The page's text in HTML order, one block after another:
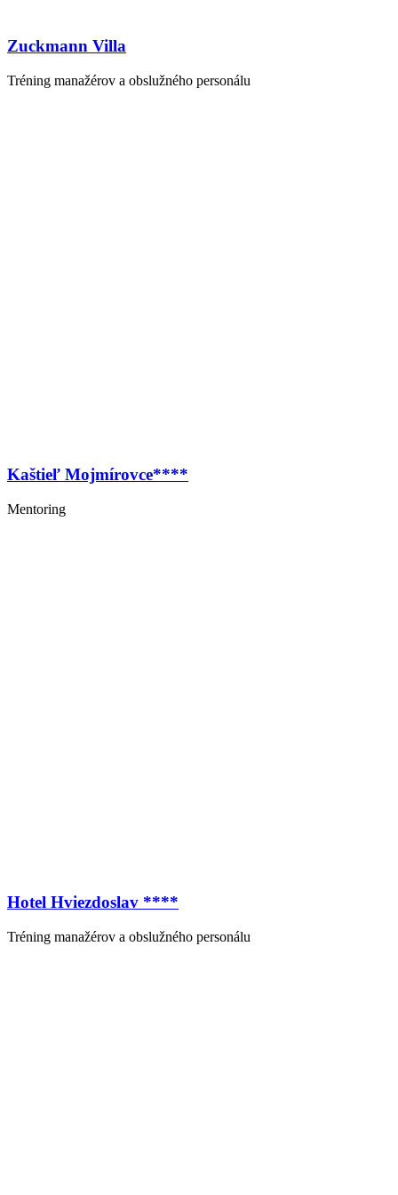
Zuckmann Villa
Tréning manažérov a obslužného personálu
Kaštieľ Mojmírovce****
Mentoring
Hotel Hviezdoslav ****
Tréning manažérov a obslužného personálu